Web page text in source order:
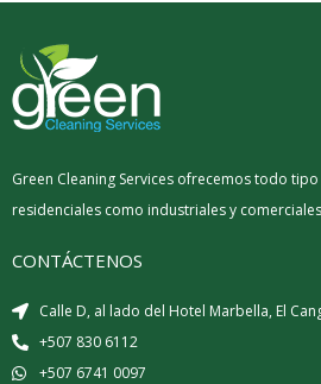
Green Cleaning Services ofrecemos todo
residenciales como industriales y
CONTÁCTENOS
Calle D, al lado del Hotel Marbella, El
+507 830 6112
+507 6741 0097